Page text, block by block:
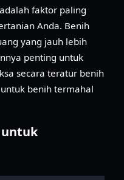
faktor paling
Anda. Benih
yang jauh lebih
penting untuk
secara teratur benih
benih termahal